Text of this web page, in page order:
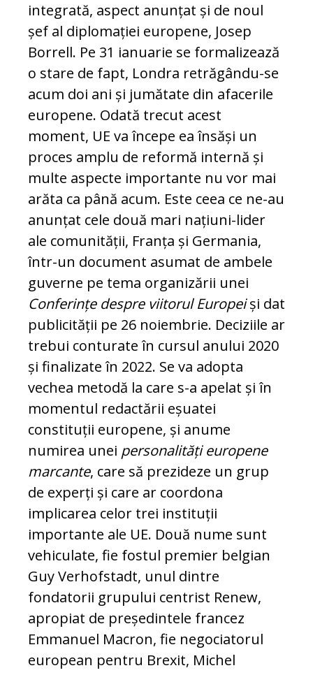
integrată, aspect anunțat și de noul
șef al diplomației europene, Josep
Borrell. Pe 31 ianuarie se formalizează
o stare de fapt, Londra retrăgându-se
acum doi ani și jumătate din afacerile
europene. Odată trecut acest
moment, UE va începe ea însăși un
proces amplu de reformă internă și
multe aspecte importante nu vor mai
arăta ca până acum. Este ceea ce ne-au
anunțat cele două mari națiuni-lider
ale comunității, Franța și Germania,
într-un document asumat de ambele
guverne pe tema organizării unei
Conferințe despre viitorul Europeiși dat
publicității pe 26 noiembrie. Deciziile ar
trebui conturate în cursul anului 2020
și finalizate în 2022. Se va adopta
vechea metodă la care s-a apelat și în
momentul redactării eșuatei
constituții europene, și anume
numirea unei personalități europene
marcante, care să prezideze un grup
de experți și care ar coordona
implicarea celor trei instituții
importante ale UE. Două nume sunt
vehiculate, fie fostul premier belgian
Guy Verhofstadt, unul dintre
fondatorii grupului centrist Renew,
apropiat de președintele francez
Emmanuel Macron, fie negociatorul
european pentru Brexit, Michel